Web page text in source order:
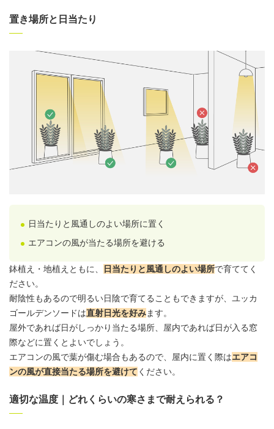
置き場所と日当たり
日当たりと風通しのよい場所に置く
エアコンの風が当たる場所を避ける
鉢植え・地植えともに、 日当たりと風通しのよい場所で育ててく
ださい。
耐陰性もあるので明るい日陰で育てることもできますが、ユッカ
ゴールデンソードは直射日光を好みます。
屋外であれば日がしっかり当たる場所、屋内であれば日が入る窓
際などに置くとよいでしょう。
エアコンの風で葉が傷む場合もあるので、屋内に置く際はエアコ
ンの風が直接当たる場所を避けて ください。
適切な温度｜どれくらいの寒さまで耐えられる？